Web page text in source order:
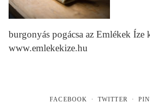
burgonyás pogácsa az Emlékek Íze
www.emlekekize.hu
FACEBOOK TWITTER